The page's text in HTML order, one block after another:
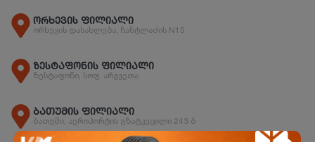
ორხევის ფილიალი
ორხევის დასახლება, ჩანტლაძის N15
ზესტაფონის ფილიალი
ზესტაფონი, სოფ. არგვეთა
ბათუმის ფილიალი
ბათუმი, აეროპორტის გზატკეცილი 243 ბ